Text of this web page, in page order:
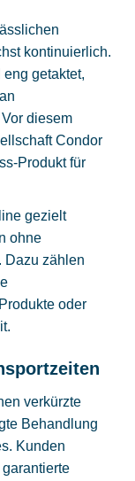
kontinuierlich.
getaktet,
diesem
Condor
Produkt für
gezielt
ohne
Dazu zählen
oder
verkürzte
Behandlung
Kunden